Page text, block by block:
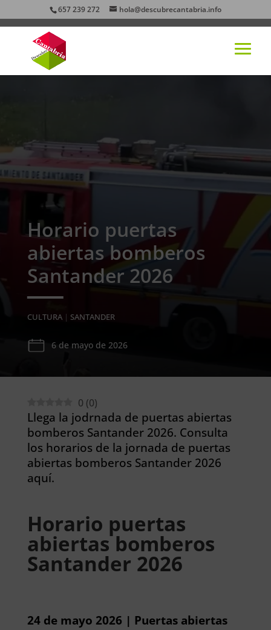
657 239 272 hola@descubrecantabria.info
Horario puertas
abiertas bomberos
Santander 2026
CULTURA| SANTANDER
6 de mayo de 2026
0 (0)
Llega la jodrnada de puertas abiertas
bomberos Santander 2026. Consulta
los horarios de la jornada de puertas
abiertas bomberos Santander 2026
aquí.
Horario puertas
abiertas bomberos
Santander 2026
24 de mayo 2026 | Puertas abiertas